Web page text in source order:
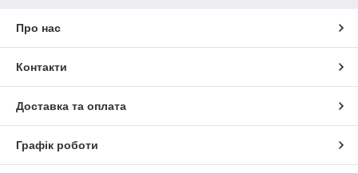
Про нас
Контакти
Доставка та оплата
Графік роботи